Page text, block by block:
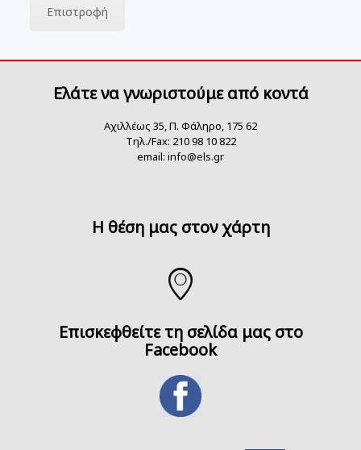
Επιστροφή
Ελάτε να γνωριστούμε από κοντά
Αχιλλέως 35, Π. Φάληρο, 175 62
Τηλ./Fax: 210 98 10 822
email: info@els.gr
H θέση μας στον χάρτη
Επισκεφθείτε τη σελίδα μας στο
Facebook